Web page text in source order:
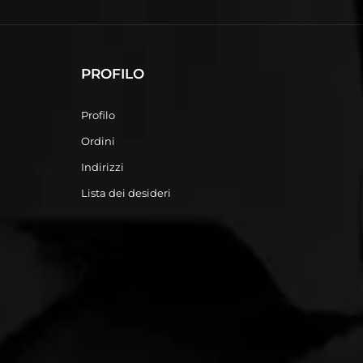
PROFILO
Profilo
Ordini
Indirizzi
Lista dei desideri